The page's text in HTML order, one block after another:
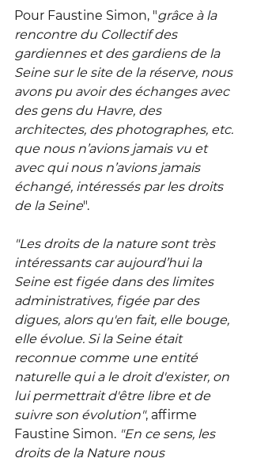
Pour Faustine Simon, "grâce à la
rencontre du Collectif des
gardiennes et des gardiens de la
Seine sur le site de la réserve, nous
avons pu avoir des échanges avec
des gens du Havre, des
architectes, des photographes, etc.
que nous n’avions jamais vu et
avec qui nous n’avions jamais
échangé, intéressés par les droits
de la Seine".
"Les droits de la nature sont très
intéressants car aujourd’hui la
Seine est figée dans des limites
administratives, figée par des
digues, alors qu'en fait, elle bouge,
elle évolue. Si la Seine était
reconnue comme une entité
naturelle qui a le droit d'exister, on
lui permettrait d'être libre et de
suivre son évolution", affirme
Faustine Simon. "En ce sens, les
droits de la Nature nous